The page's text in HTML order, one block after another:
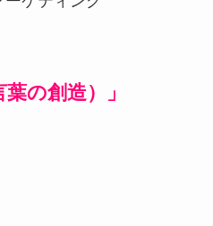
の創造）」